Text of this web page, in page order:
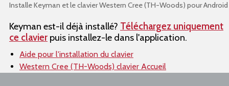
Installe Keyman et le clavier Western Cree (TH-Woods) pour Android
Keyman est-il déjà installé? Téléchargez uniquement
ce clavier puis installez-le dans l'application.
Aide pour l'installation du clavier
Western Cree (TH-Woods) clavier Accueil